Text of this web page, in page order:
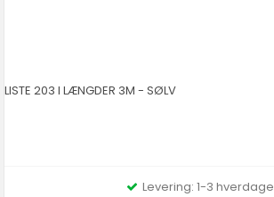
LISTE 203 I LÆNGDER 3M - SØLV
Levering: 1-3 hverdage